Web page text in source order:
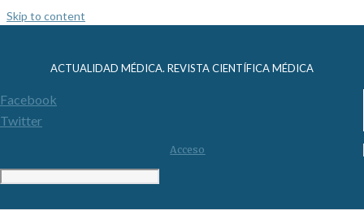
Skip to content
ACTUALIDAD MÉDICA. REVISTA CIENTÍFICA MÉDICA
Facebook
Twitter
Acceso